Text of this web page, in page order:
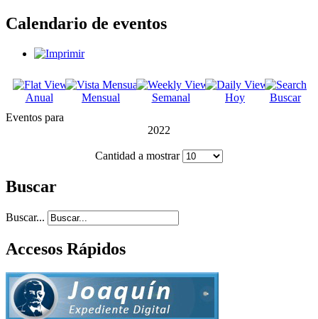
Calendario de eventos
Anual Mensual Semanal Hoy
Buscar
Eventos para
2022
Cantidad a mostrar
Buscar
Buscar...
Accesos Rápidos